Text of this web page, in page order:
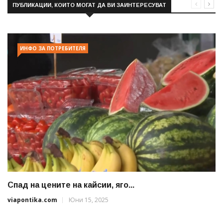
ПУБЛИКАЦИИ, КОИТО МОГАТ ДА ВИ ЗАИНТЕРЕСУВАТ
ИНФО ЗА ПОТРЕБИТЕЛЯ
Спад на цените на кайсии, яго...
viapontika.com
Юни 15, 2025